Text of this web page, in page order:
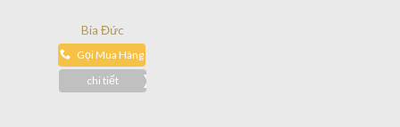
Bia Đức
Gọi Mua Hàng
chi tiết